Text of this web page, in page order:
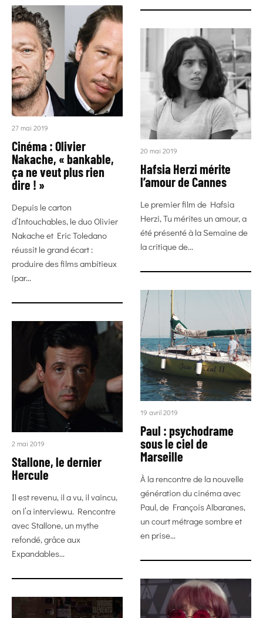
27 mai 2019
Cinéma : Olivier
Nakache, « bankable,
ça ne veut plus rien
dire ! »
Depuis le carton
d’Intouchables, le duo Olivier
Nakache et Eric Toledano
réussit le grand écart :
produire des films ambitieux
(par...
2 mai 2019
Stallone, le dernier
Hercule
Il est revenu, il a vu, il vaincu,
on l’a interviewu. Rencontre
avec Stallone, un mythe
refondé, grâce aux
Expandables...
20 mai 2019
Hafsia Herzi mérite
l’amour de Cannes
Le premier film de Hafsia
Herzi, Tu mérites un amour, a
été présenté à la Semaine de
la critique de...
19 avril 2019
Paul : psychodrame
sous le ciel de
Marseille
À la rencontre de la nouvelle
génération du cinéma avec
Paul, de François Albaranes,
un court métrage sombre et
en prise...